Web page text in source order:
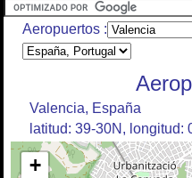
Aeropuertos :
Valencia, España
latitud: 39-30N, longitud:
+